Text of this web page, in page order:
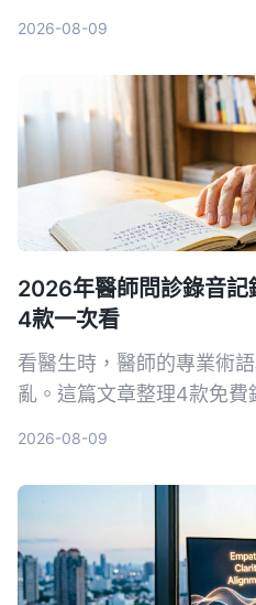
2026-08-09
2026年醫師問診錄音記
4款一次看
看醫生時，醫師的專業術
亂。這篇文章整理4款免費
2026-08-09